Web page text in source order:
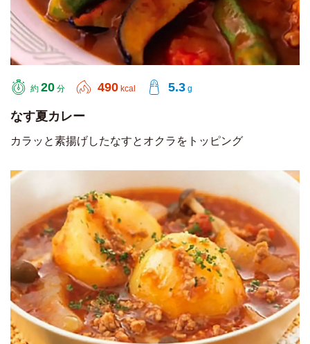
約 20 分 490 kcal 5.3 g
なす夏カレー
カラッと素揚げしたなすとオクラをトッピング